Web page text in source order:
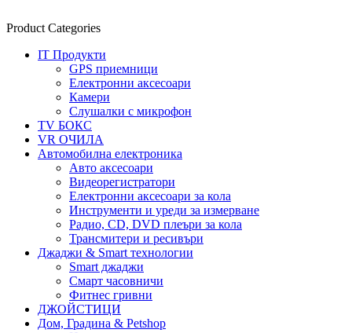
Product Categories
IT Продукти
GPS приемници
Електронни аксесоари
Камери
Слушалки с микрофон
TV БОКС
VR ОЧИЛА
Автомобилна електроника
Авто аксесоари
Видеорегистратори
Електронни аксесоари за кола
Инструменти и уреди за измерване
Радио, CD, DVD плеъри за кола
Трансмитери и ресивъри
Джаджи & Smart технологии
Smart джаджи
Смарт часовничи
Фитнес гривни
ДЖОЙСТИЦИ
Дом, Градина & Petshop